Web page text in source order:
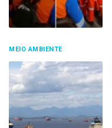
MEIO AMBIENTE